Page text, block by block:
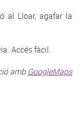
al Lloar, agafar la
Accés fàcil.
amb GoogleMaps